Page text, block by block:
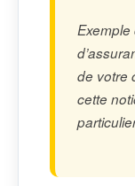
Exemple
de votre
cette